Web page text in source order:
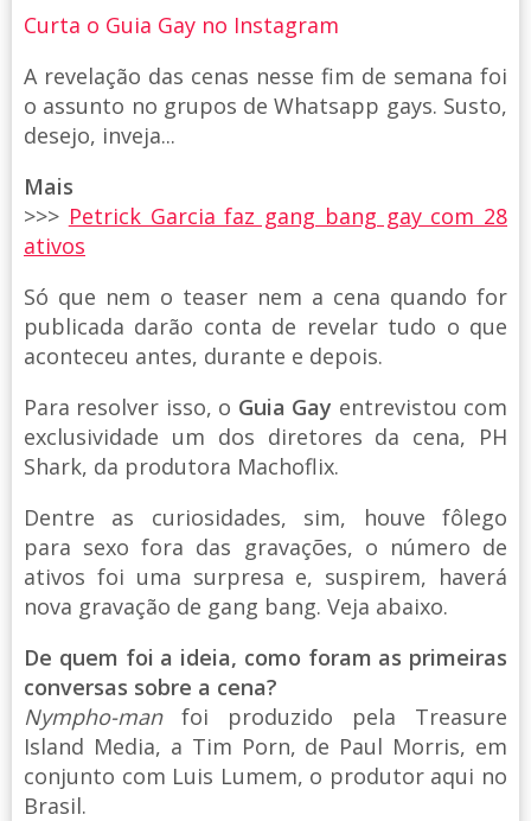
Curta o Guia Gay no Instagram
A revelação das cenas nesse fim de semana foi
o assunto no grupos de Whatsapp gays. Susto,
desejo, inveja...
Mais
>>> Petrick Garcia faz gang bang gay com 28
ativos
Só que nem o teaser nem a cena quando for
publicada darão conta de revelar tudo o que
aconteceu antes, durante e depois.
Para resolver isso, o Guia Gay entrevistou com
exclusividade um dos diretores da cena, PH
Shark, da produtora Machoflix.
Dentre as curiosidades, sim, houve fôlego
para sexo fora das gravações, o número de
ativos foi uma surpresa e, suspirem, haverá
nova gravação de gang bang. Veja abaixo.
De quem foi a ideia, como foram as primeiras
conversas sobre a cena?
Nympho-manfoi produzido pela Treasure
Island Media, a Tim Porn, de Paul Morris, em
conjunto com Luis Lumem, o produtor aqui no
Brasil.